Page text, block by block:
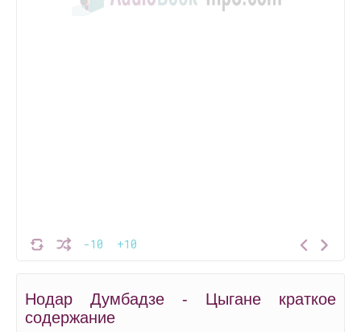
-10 +10
Нодар Думбадзе - Цыгане краткое
содержание